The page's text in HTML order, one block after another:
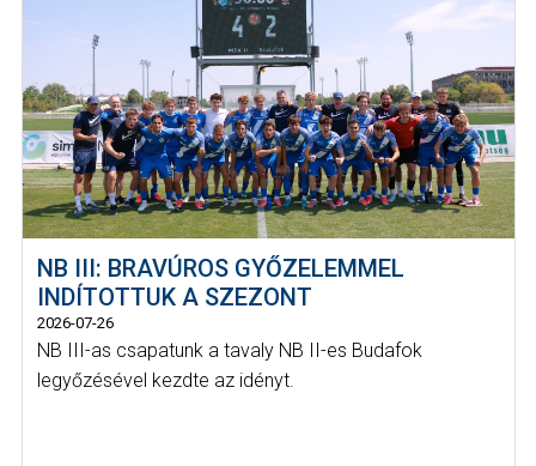
NB III: BRAVÚROS GYŐZELEMMEL
INDÍTOTTUK A SZEZONT
2026-07-26
NB III-as csapatunk a tavaly NB II-es Budafok
legyőzésével kezdte az idényt.